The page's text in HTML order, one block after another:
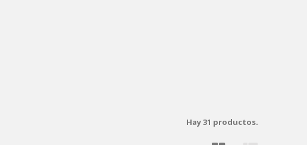
Hay 31 productos.